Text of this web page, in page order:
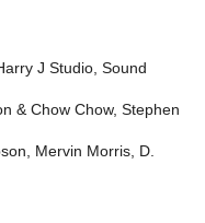
J Studio, Sound
& Chow Chow, Stephen
Mervin Morris, D.